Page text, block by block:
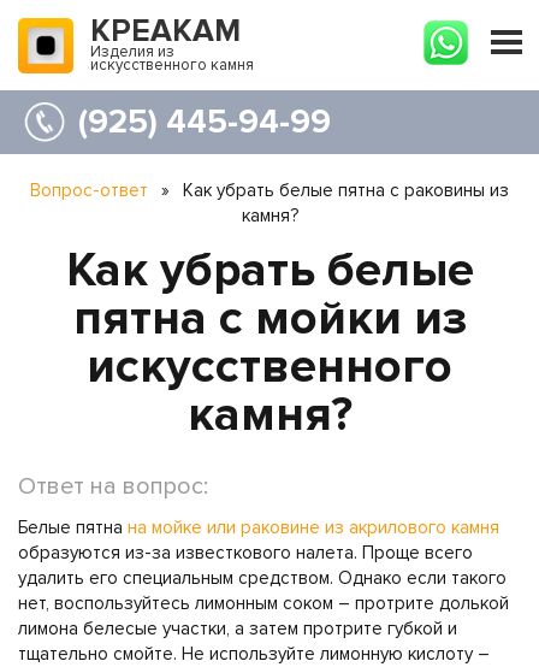
КРЕАКАМ
Изделия из
искусственного камня
(925) 445-94-99
Вопрос-ответ »
Как убрать белые пятна с раковины из
камня?
Как убрать белые
пятна с мойки из
искусственного
камня?
Ответ на вопрос:
Белые пятна на мойке или раковине из акрилового камня
образуются из-за известкового налета. Проще всего
удалить его специальным средством. Однако если такого
нет, воспользуйтесь лимонным соком – протрите долькой
лимона белесые участки, а затем протрите губкой и
тщательно смойте. Не используйте лимонную кислоту –